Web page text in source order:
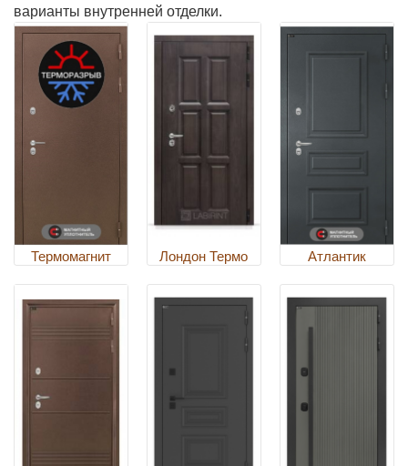
варианты внутренней отделки.
Термомагнит Лондон Термо Атлантик